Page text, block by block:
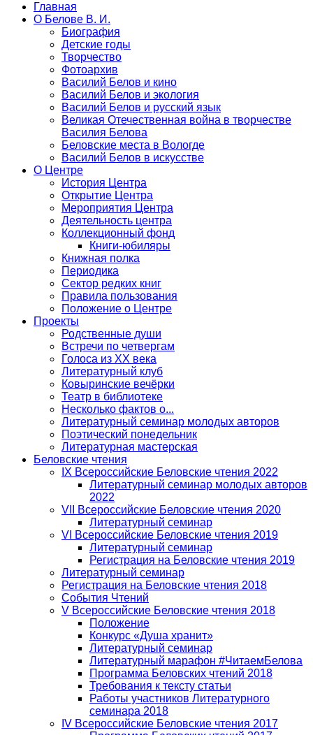
Главная
О Белове В. И.
Биография
Детские годы
Творчество
Фотоархив
Василий Белов и кино
Василий Белов и экология
Василий Белов и русский язык
Великая Отечественная война в творчестве
Василия Белова
Беловские места в Вологде
Василий Белов в искусстве
О Центре
История Центра
Открытие Центра
Мероприятия Центра
Деятельность центра
Коллекционный фонд
Книги-юбиляры
Книжная полка
Периодика
Сектор редких книг
Правила пользования
Положение о Центре
Проекты
Родственные души
Встречи по четвергам
Голоса из ХХ века
Литературный клуб
Ковыринские вечёрки
Театр в библиотеке
Несколько фактов о...
Литературный семинар молодых авторов
Поэтический понедельник
Литературная мастерская
Беловские чтения
IX Всероссийские Беловские чтения 2022
Литературный семинар молодых авторов
2022
VII Всероссийские Беловские чтения 2020
Литературный семинар
VI Всероссийские Беловские чтения 2019
Литературный семинар
Регистрация на Беловские чтения 2019
Литературный семинар
Регистрация на Беловские чтения 2018
События Чтений
V Всероссийские Беловские чтения 2018
Положение
Конкурс «Душа хранит»
Литературный семинар
Литературный марафон #ЧитаемБелова
Программа Беловских чтений 2018
Требования к тексту статьи
Работы участников Литературного
семинара 2018
IV Всероссийские Беловские чтения 2017